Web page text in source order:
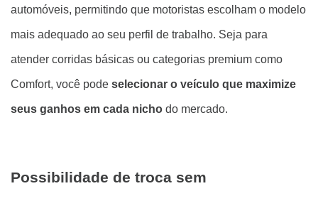
automóveis, permitindo que motoristas escolham o modelo
mais adequado ao seu perfil de trabalho. Seja para
atender corridas básicas ou categorias premium como
Comfort, você pode selecionar o veículo que maximize
seus ganhos em cada nicho do mercado.
Possibilidade de troca sem